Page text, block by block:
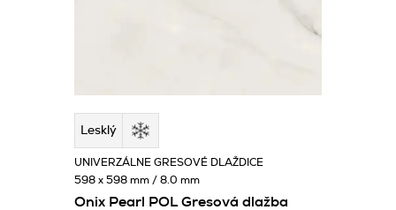
Lesklý
Onix Pearl POL Gresová dlažba
UNIVERZÁLNE GRESOVÉ DLAŽDICE
598 x 598 mm / 8.0 mm